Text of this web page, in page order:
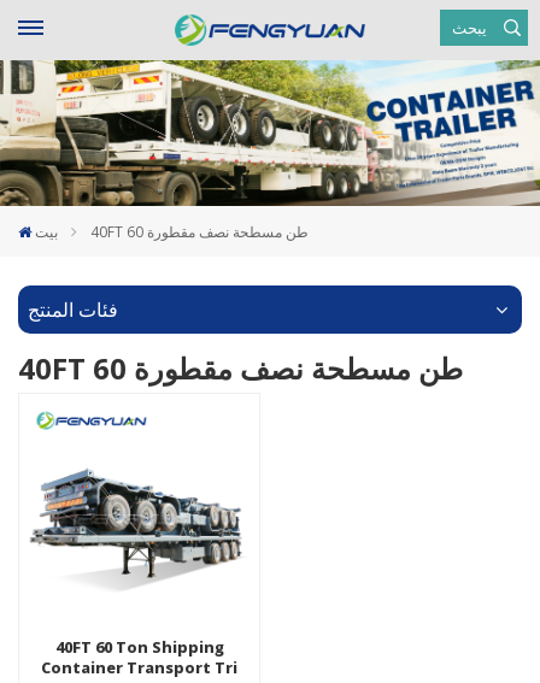
يبحث
بيت 40FT 60 طن مسطحة نصف مقطورة
فئات المنتج
40FT 60 طن مسطحة نصف مقطورة
40FT 60 Ton Shipping
Container Transport Tri